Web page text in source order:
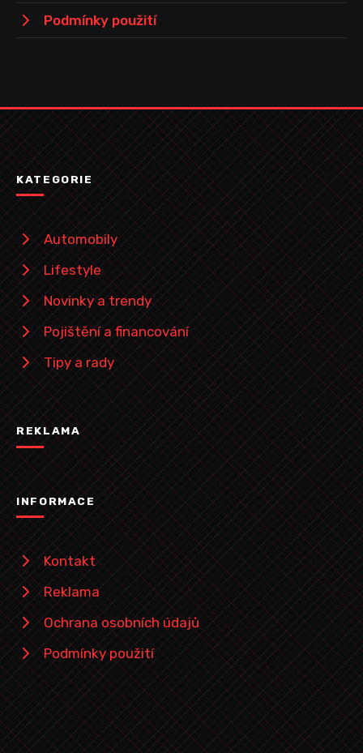
Podmínky použití
KATEGORIE
Automobily
Lifestyle
Novinky a trendy
Pojištění a financování
Tipy a rady
REKLAMA
INFORMACE
Kontakt
Reklama
Ochrana osobních údajů
Podmínky použití